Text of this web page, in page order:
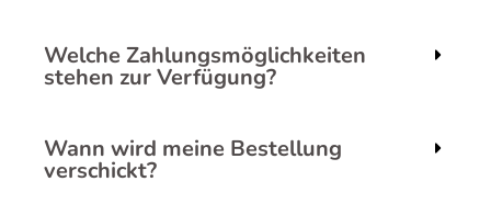
Welche Zahlungsmöglichkeiten
stehen zur Verfügung?
Wann wird meine Bestellung
verschickt?